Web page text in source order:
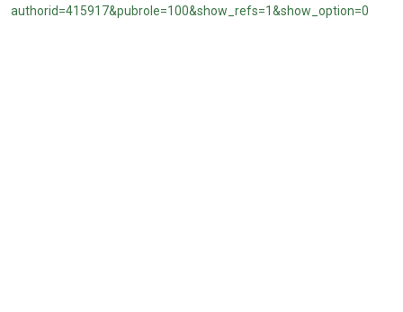
authorid=415917&pubrole=100&show_refs=1&show_option=0